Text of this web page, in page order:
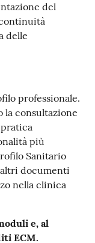
del
delle
professionale.
la consultazione
più
Sanitario
documenti
nella clinica
e, al
ECM.